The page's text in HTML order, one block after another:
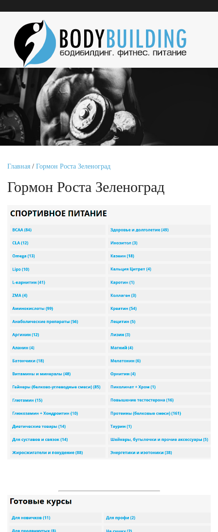
Главная / Гормон Роста Зеленоград
Гормон Роста Зеленоград